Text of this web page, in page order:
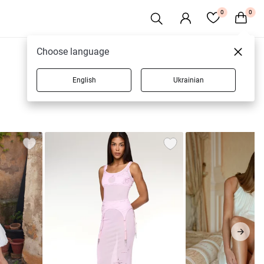
0 0
0 товарів
Choose language
English Ukrainian